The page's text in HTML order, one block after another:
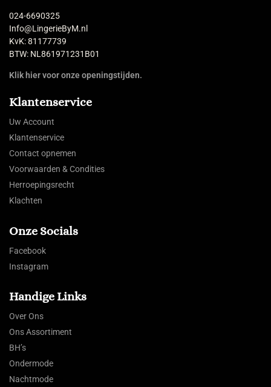
024-6690325
Info@LingerieByM.nl
KvK: 81177739
BTW: NL861971231B01
Klik hier voor onze openingstijden.
Klantenservice
Uw Account
Klantenservice
Contact opnemen
Voorwaarden & Condities
Herroepingsrecht
Klachten
Onze Socials
Facebook
Instagram
Handige Links
Over Ons
Ons Assortiment
BH’s
Ondermode
Nachtmode